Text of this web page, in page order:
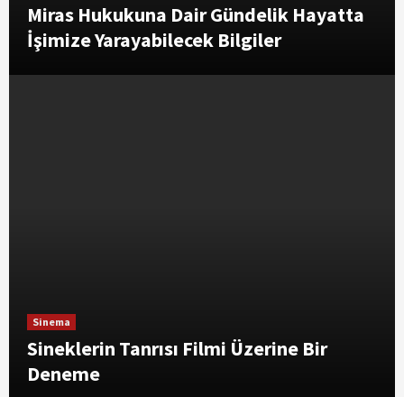
Miras Hukukuna Dair Gündelik Hayatta
İşimize Yarayabilecek Bilgiler
Sinema
Sineklerin Tanrısı Filmi Üzerine Bir
Deneme